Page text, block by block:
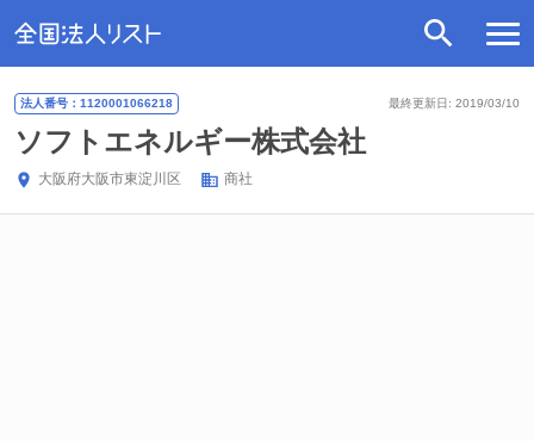
最終更新日: 2019/03/10
法人番号：1120001066218
ソフトエネルギー株式会社
大阪府大阪市東淀川区 商社